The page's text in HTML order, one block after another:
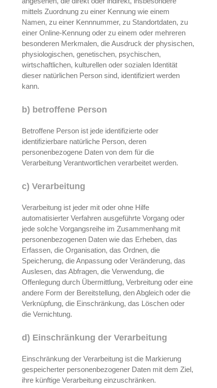
mittels Zuordnung zu einer Kennung wie einem
Namen, zu einer Kennnummer, zu Standortdaten, zu
einer Online-Kennung oder zu einem oder mehreren
besonderen Merkmalen, die Ausdruck der physischen,
physiologischen, genetischen, psychischen,
wirtschaftlichen, kulturellen oder sozialen Identität
dieser natürlichen Person sind, identifiziert werden
kann.
b) betroffene Person
Betroffene Person ist jede identifizierte oder
identifizierbare natürliche Person, deren
personenbezogene Daten von dem für die
Verarbeitung Verantwortlichen verarbeitet werden.
c) Verarbeitung
Verarbeitung ist jeder mit oder ohne Hilfe
automatisierter Verfahren ausgeführte Vorgang oder
jede solche Vorgangsreihe im Zusammenhang mit
personenbezogenen Daten wie das Erheben, das
Erfassen, die Organisation, das Ordnen, die
Speicherung, die Anpassung oder Veränderung, das
Auslesen, das Abfragen, die Verwendung, die
Offenlegung durch Übermittlung, Verbreitung oder eine
andere Form der Bereitstellung, den Abgleich oder die
Verknüpfung, die Einschränkung, das Löschen oder
die Vernichtung.
d) Einschränkung der Verarbeitung
Einschränkung der Verarbeitung ist die Markierung
gespeicherter personenbezogener Daten mit dem Ziel,
ihre künftige Verarbeitung einzuschränken.